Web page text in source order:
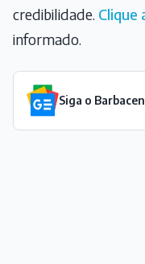
credibilidade. Clique
informado.
Siga o